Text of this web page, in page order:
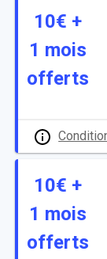
10€ +
1 mois
offerts
10€ +
1 mois
offerts